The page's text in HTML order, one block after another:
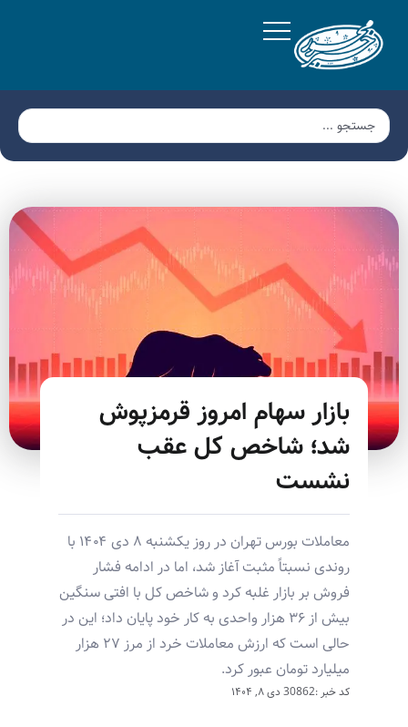
بازار سهام امروز قرمزپوش
شد؛ شاخص کل عقب
نشست
معاملات بورس تهران در روز یکشنبه ۸ دی ۱۴۰۴ با
روندی نسبتاً مثبت آغاز شد، اما در ادامه فشار
فروش بر بازار غلبه کرد و شاخص کل با افتی سنگین
بیش از ۳۶ هزار واحدی به کار خود پایان داد؛ این در
حالی است که ارزش معاملات خرد از مرز ۲۷ هزار
میلیارد تومان عبور کرد.
کد خبر :30862 دی ۸, ۱۴۰۴